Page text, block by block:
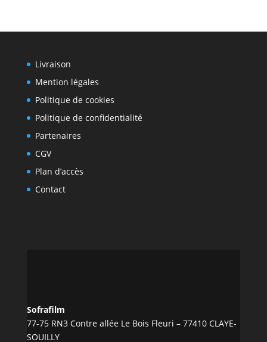
Livraison
Mention légales
Politique de cookies
Politique de confidentialité
Partenaires
CGV
Plan d’accès
Contact
Sofrafilm
77-75 RN3 Contre allée Le Bois Fleuri – 77410 CLAYE-
SOUILLY